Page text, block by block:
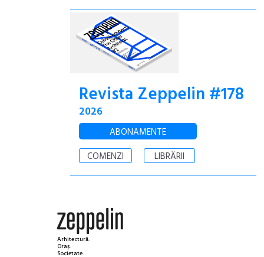
Revista Zeppelin #178
2026
ABONAMENTE
COMENZI
LIBRĂRII
Arhitectură.
Oraș.
Societate.